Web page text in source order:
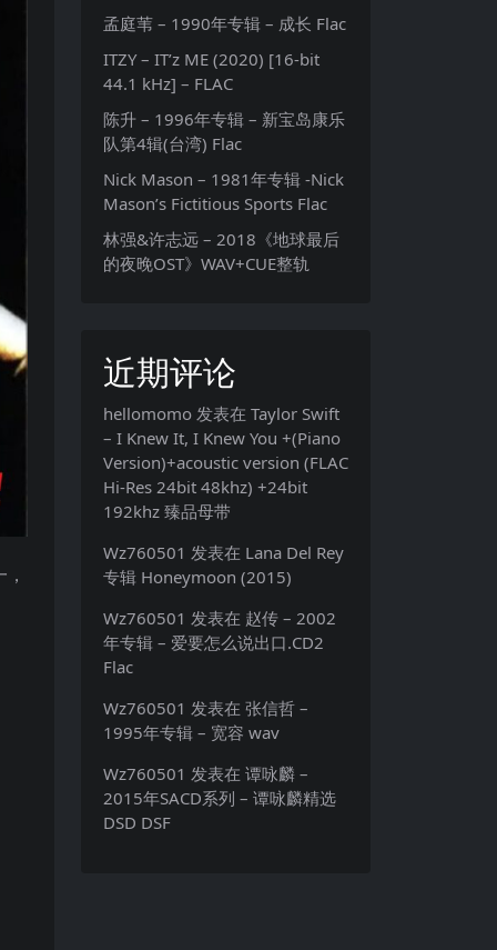
孟庭苇 – 1990年专辑 – 成长 Flac
ITZY – IT’z ME (2020) [16-bit
44.1 kHz] – FLAC
陈升 – 1996年专辑 – 新宝岛康乐
队第4辑(台湾) Flac
Nick Mason – 1981年专辑 -Nick
Mason’s Fictitious Sports Flac
林强&许志远 – 2018《地球最后
的夜晚OST》WAV+CUE整轨
近期评论
hellomomo 发表在 Taylor Swift
– I Knew It, I Knew You +(Piano
Version)+acoustic version (FLAC
Hi-Res 24bit 48khz) +24bit
192khz 臻品母带
Wz760501 发表在 Lana Del Rey
专辑 Honeymoon (2015)
Wz760501 发表在 赵传 – 2002
年专辑 – 爱要怎么说出口.CD2
Flac
Wz760501 发表在 张信哲 –
1995年专辑 – 宽容 wav
Wz760501 发表在 谭咏麟 –
2015年SACD系列 – 谭咏麟精选
DSD DSF